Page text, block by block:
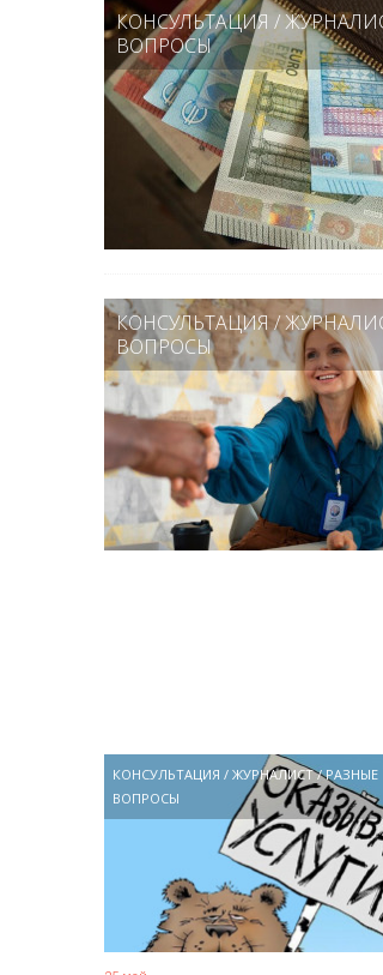
КОНСУЛЬТАЦИЯ /
ВОПРОСЫ
КОНСУЛЬТАЦИЯ/
ВОПРОСЫ
КОНСУЛЬТАЦИЯ / ЖУРНАЛИСТ/РАЗНЫЕ
ВОПРОСЫ